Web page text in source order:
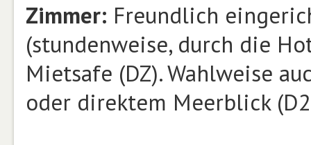
Zimmer: Freundlich
(stundenweise, durch die
Mietsafe (DZ). Wahlweise
oder direktem Meerblick